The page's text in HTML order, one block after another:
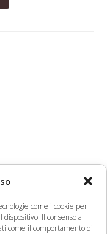
come i cookie per
Il consenso a
come il comportamento di